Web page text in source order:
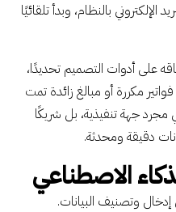
بالنظام، وبدأ تلقائيًا
على أدوات التصميم تحديدًا،
مكررة أو مبالغ زائدة تمت
مجرد جهة تنفيذية، بل شريكًا
دقيقة ومحدثة.
الاصطناعي
إدخال وتصنيف البيانات.